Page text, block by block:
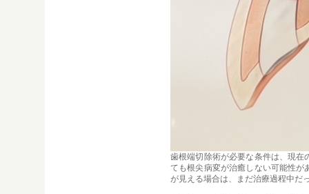
歯根端切除術が必要な条件は、現
ても根尖病変が治癒しない可能性
が見える場合は、まだ治療過程中だ